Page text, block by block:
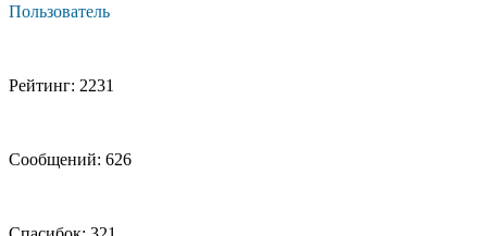
Пользователь
Рейтинг: 2231
Сообщений: 626